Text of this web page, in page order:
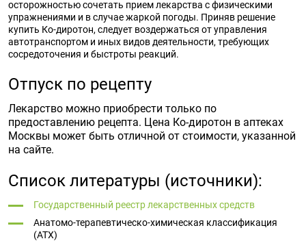
осторожностью сочетать прием лекарства с физическими
упражнениями и в случае жаркой погоды. Приняв решение
купить Ко-диротон, следует воздержаться от управления
автотранспортом и иных видов деятельности, требующих
сосредоточения и быстроты реакций.
Отпуск по рецепту
Лекарство можно приобрести только по
предоставлению рецепта. Цена Ко-диротон в аптеках
Москвы может быть отличной от стоимости, указанной
на сайте.
Список литературы (источники):
Государственный реестр лекарственных средств
Анатомо-терапевтическо-химическая классификация
(ATX)